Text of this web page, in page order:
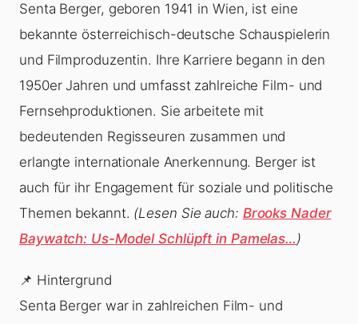
Senta Berger, geboren 1941 in Wien, ist eine
bekannte österreichisch-deutsche Schauspielerin
und Filmproduzentin. Ihre Karriere begann in den
1950er Jahren und umfasst zahlreiche Film- und
Fernsehproduktionen. Sie arbeitete mit
bedeutenden Regisseuren zusammen und
erlangte internationale Anerkennung. Berger ist
auch für ihr Engagement für soziale und politische
Themen bekannt. (Lesen Sie auch: Brooks Nader
Baywatch: Us-Model Schlüpft in Pamelas…)
📌 Hintergrund
Senta Berger war in zahlreichen Film- und